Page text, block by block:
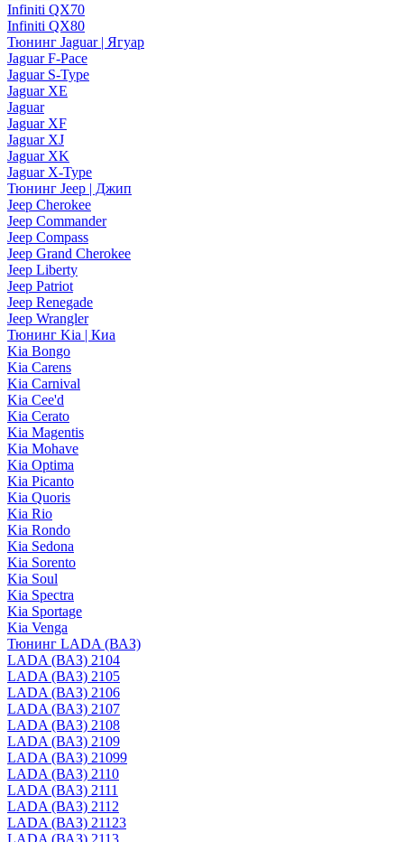
Infiniti QX70
Infiniti QX80
Тюнинг Jaguar | Ягуар
Jaguar F-Pace
Jaguar S-Type
Jaguar XE
Jaguar
Jaguar XF
Jaguar XJ
Jaguar XK
Jaguar X-Type
Тюнинг Jeep | Джип
Jeep Cherokee
Jeep Commander
Jeep Compass
Jeep Grand Cherokee
Jeep Liberty
Jeep Patriot
Jeep Renegade
Jeep Wrangler
Тюнинг Kia | Киа
Kia Bongo
Kia Carens
Kia Carnival
Kia Cee'd
Kia Cerato
Kia Magentis
Kia Mohave
Kia Optima
Kia Picanto
Kia Quoris
Kia Rio
Kia Rondo
Kia Sedona
Kia Sorento
Kia Soul
Kia Spectra
Kia Sportage
Kia Venga
Тюнинг LADA (ВАЗ)
LADA (ВАЗ) 2104
LADA (ВАЗ) 2105
LADA (ВАЗ) 2106
LADA (ВАЗ) 2107
LADA (ВАЗ) 2108
LADA (ВАЗ) 2109
LADA (ВАЗ) 21099
LADA (ВАЗ) 2110
LADA (ВАЗ) 2111
LADA (ВАЗ) 2112
LADA (ВАЗ) 21123
LADA (ВАЗ) 2113